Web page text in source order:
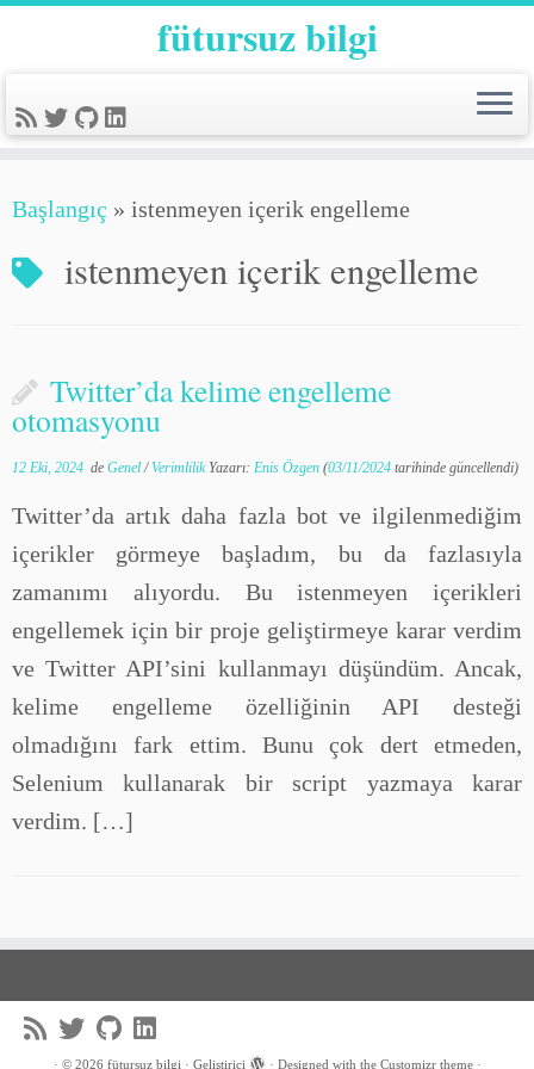
fütursuz bilgi
Başlangıç » istenmeyen içerik engelleme
istenmeyen içerik engelleme
Twitter’da kelime engelleme
otomasyonu
12 Eki, 2024 de Genel/Verimlilik Yazarı: Enis Özgen (03/11/2024 tarihinde güncellendi)
Twitter’da artık daha fazla bot ve ilgilenmediğim
içerikler görmeye başladım, bu da fazlasıyla
zamanımı alıyordu. Bu istenmeyen içerikleri
engellemek için bir proje geliştirmeye karar verdim
ve Twitter API’sini kullanmayı düşündüm. Ancak,
kelime engelleme özelliğinin API desteği
olmadığını fark ettim. Bunu çok dert etmeden,
Selenium kullanarak bir script yazmaya karar
verdim. […]
· © 2026 fütursuz bilgi · Geliştirici · Designed with the Customizr theme·